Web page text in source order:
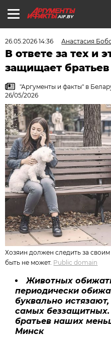
AIF.BY
26.05.2026 14:36 Анастасия
В ответе за тех и
защищает
"Аргументы и факты" в
26/05/2026
Хозяин должен следить за
быть не может. Public domain
Животных
периодически
буквально
самых
братьев наших
Минск